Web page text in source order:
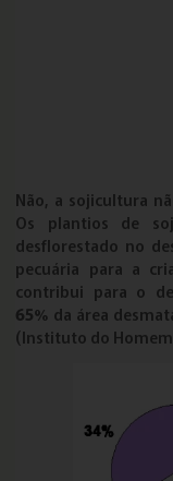
Não, a sojicultura
Os plantios de
desflorestado no
pecuária para a
contribui para o
65% da área
(Instituto do